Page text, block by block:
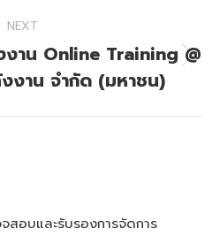
NEXT
Next
post:
าน Online Training @
งาน จำกัด (มหาชน)
สอบและรับรองการจัดการ